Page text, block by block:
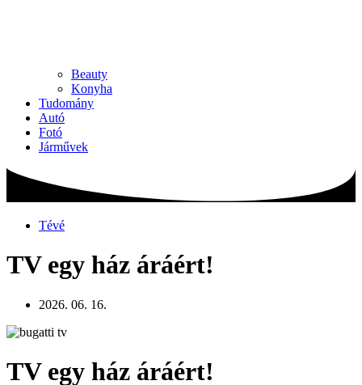
Beauty
Konyha
Tudomány
Autó
Fotó
Járművek
Tévé
TV egy ház áráért!
2026. 06. 16.
TV egy ház áráért!